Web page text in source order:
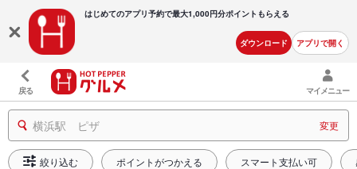
はじめてのアプリ予約で最大1,000円分ポイントもらえる
ダウンロード アプリで開く
戻る マイメニュー
横浜駅 ピザ 変更
絞り込む ポイントがつかえる スマート支払い可